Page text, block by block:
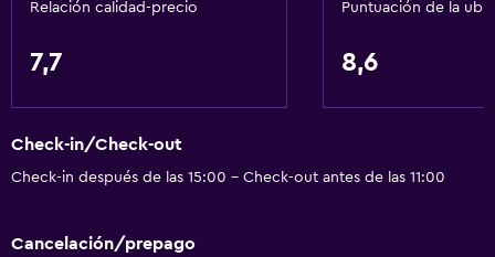
Relación calidad-precio
7,7
Puntuación de la
8,6
Check-in/Check-out
Check-in después de las 15:00 - Check-out antes de las 11:00
Cancelación/prepago